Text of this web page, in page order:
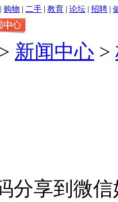
| 购物 | 二手 | 教育 | 论坛 | 招聘 |
> 新闻中心 >
分享到微